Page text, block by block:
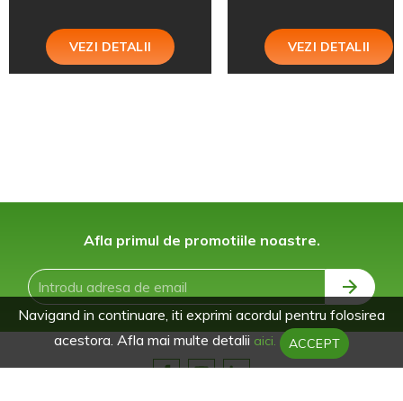
VEZI DETALII VEZI DETALII
Afla primul de promotiile noastre.
Navigand in continuare, iti exprimi acordul pentru folosirea
acestora. Afla mai multe detalii aici. ACCEPT